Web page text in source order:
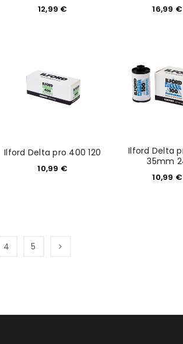
12,99 € 16,99 €
Ilford Delta pro 400 120
10,99 €
Ilford Delta
35mm
10,99 €
4 5